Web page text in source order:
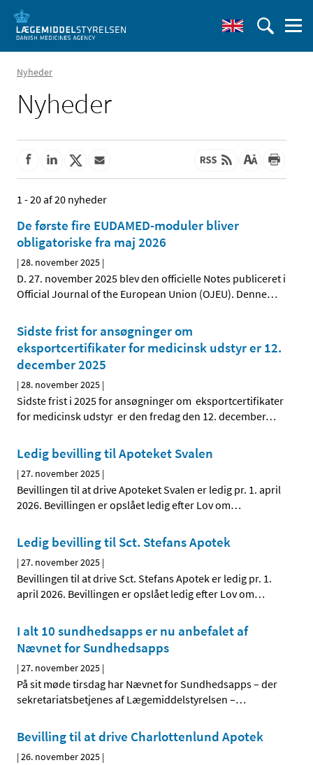
Nyheder
Nyheder
1 - 20 af 20 nyheder
De første fire EUDAMED-moduler bliver
obligatoriske fra maj 2026
|28. november 2025 |
D. 27. november 2025 blev den officielle Notes publiceret i
Official Journal of the European Union (OJEU). Denne…
Sidste frist for ansøgninger om
eksportcertifikater for medicinsk udstyr er 12.
december 2025
|28. november 2025 |
Sidste frist i 2025 for ansøgninger om eksportcertifikater
for medicinsk udstyr er den fredag den 12. december…
Ledig bevilling til Apoteket Svalen
|27. november 2025 |
Bevillingen til at drive Apoteket Svalen er ledig pr. 1. april
2026. Bevillingen er opslået ledig efter Lov om…
Ledig bevilling til Sct. Stefans Apotek
|27. november 2025 |
Bevillingen til at drive Sct. Stefans Apotek er ledig pr. 1.
april 2026. Bevillingen er opslået ledig efter Lov om…
I alt 10 sundhedsapps er nu anbefalet af
Nævnet for Sundhedsapps
|27. november 2025 |
På sit møde tirsdag har Nævnet for Sundhedsapps – der
sekretariatsbetjenes af Lægemiddelstyrelsen –…
Bevilling til at drive Charlottenlund Apotek
|26. november 2025 |